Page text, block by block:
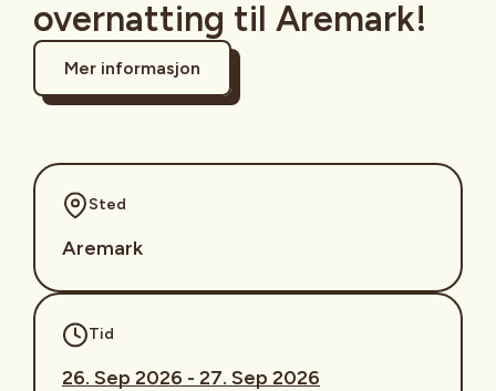
overnatting til Aremark!
Mer informasjon
Sted
Aremark
Tid
26. Sep 2026 - 27. Sep 2026